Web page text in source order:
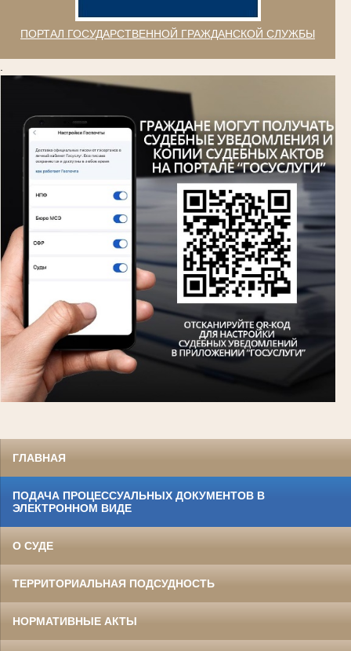
ПОРТАЛ ГОСУДАРСТВЕННОЙ ГРАЖДАНСКОЙ СЛУЖБЫ
ГЛАВНАЯ
ПОДАЧА ПРОЦЕССУАЛЬНЫХ ДОКУМЕНТОВ В
ЭЛЕКТРОННОМ ВИДЕ
О СУДЕ
ТЕРРИТОРИАЛЬНАЯ ПОДСУДНОСТЬ
НОРМАТИВНЫЕ АКТЫ